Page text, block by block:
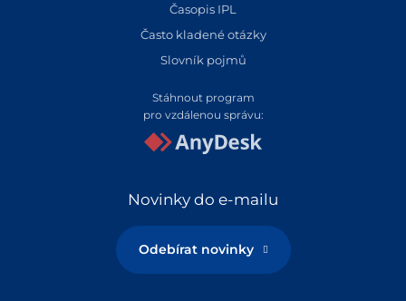
Časopis IPL
Často kladené otázky
Slovník pojmů
Stáhnout program
pro vzdálenou správu:
Novinky do e-mailu
Odebírat novinky